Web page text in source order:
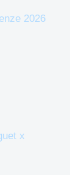
2026
x